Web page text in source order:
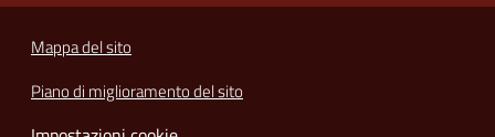
Mappa del sito
Piano di miglioramento del sito